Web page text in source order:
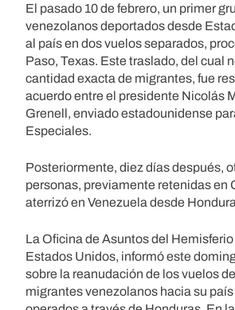
El pasado 10 de febrero, un primer
venezolanos deportados desde
al país en dos vuelos separados,
Paso, Texas. Este traslado, del cual
cantidad exacta de migrantes, fue
acuerdo entre el presidente Nicolás
Grenell, enviado estadounidense
Especiales.
Posteriormente, diez días después,
personas, previamente retenidas en
aterrizó en Venezuela desde
La Oficina de Asuntos del
Estados Unidos, informó este
sobre la reanudación de los vuelos
migrantes venezolanos hacia su país